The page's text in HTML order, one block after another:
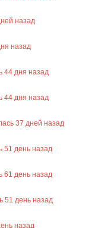
назад
назад
44 дня назад
44 дня назад
37 дней назад
51 день назад
61 день назад
51 день назад
назад